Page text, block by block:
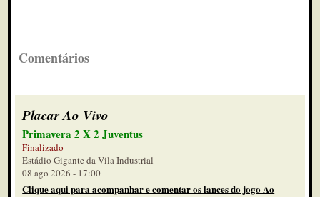
Comentários
Placar Ao Vivo
Primavera 2 X 2 Juventus
Finalizado
Estádio Gigante da Vila Industrial
08 ago 2026 - 17:00
Clique aqui para acompanhar e comentar os lances do jogo Ao